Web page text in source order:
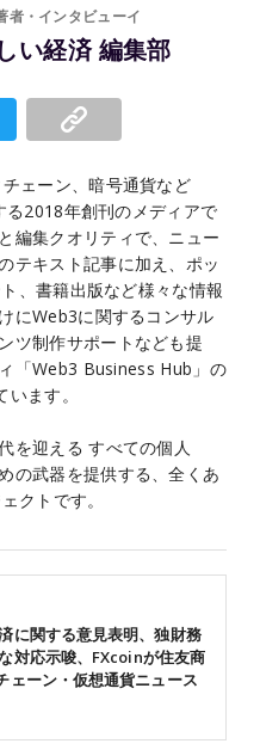
者・インタビューイ
い経済 編集部
ェーン、暗号通貨など
2018年創刊のメディアで
編集クオリティで、ニュー
テキスト記事に加え、ポッ
、書籍出版など様々な情報
にWeb3に関するコンサル
ツ制作サポートなども提
「Web3 Business Hub」の
ます。
を迎える すべての個人
の武器を提供する、全くあ
クトです。
に関する意見表明、独財務
対応示唆、FXcoinが住友商
ェーン・仮想通貨ニュース